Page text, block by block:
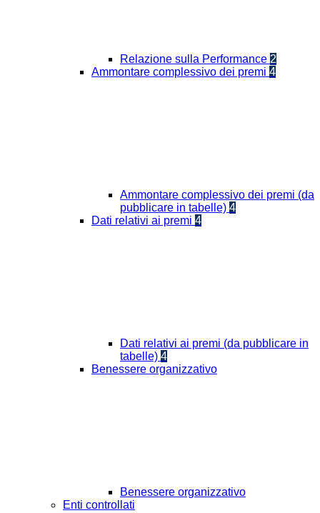
Relazione sulla Performance 2
Ammontare complessivo dei premi 4
Ammontare complessivo dei premi (da
pubblicare in tabelle) 4
Dati relativi ai premi 4
Dati relativi ai premi (da pubblicare in
tabelle) 4
Benessere organizzativo
Benessere organizzativo
Enti controllati